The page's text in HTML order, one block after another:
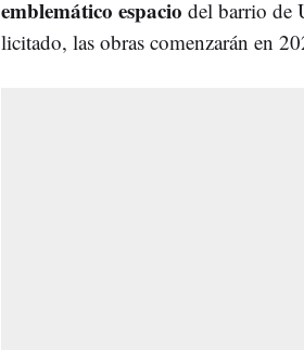
emblemático espacio del barrio de
licitado, las obras comenzarán en